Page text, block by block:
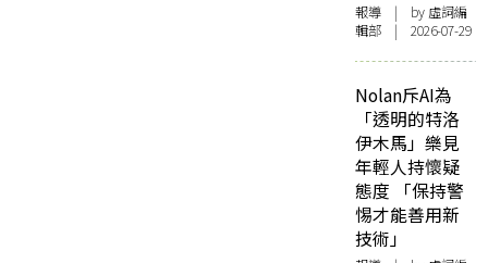
報導 | by 虛詞編
輯部 | 2026-07-29
Nolan斥AI為
「透明的特洛
伊木馬」樂見
年輕人持懷疑
態度 「保持警
惕才能善用新
技術」